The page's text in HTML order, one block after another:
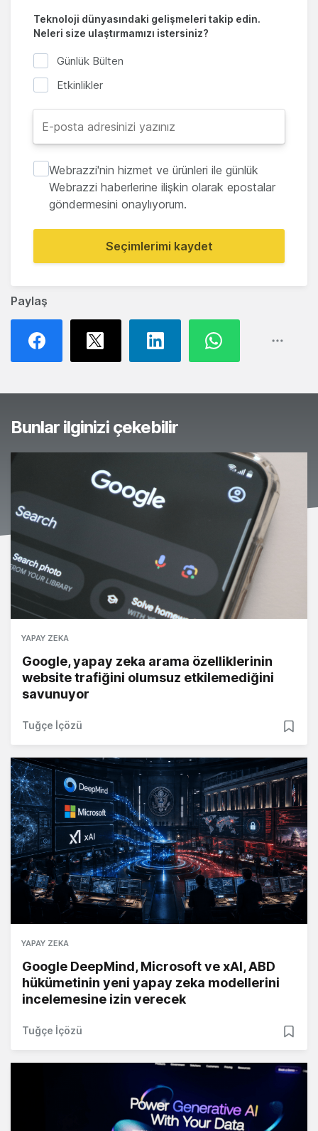
Paylaş
Teknoloji dünyasındaki gelişmeleri takip edin.
Neleri size ulaştırmamızı istersiniz?
Günlük Bülten
Etkinlikler
Webrazzi'nin hizmet ve ürünleri ile günlük
Webrazzi haberlerine ilişkin olarak epostalar
göndermesini onaylıyorum.
Seçimlerimi kaydet
Bunlar ilginizi çekebilir
YAPAY ZEKA
Google, yapay zeka arama özelliklerinin
website trafiğini olumsuz etkilemediğini
savunuyor
Tuğçe İçözü
YAPAY ZEKA
Google DeepMind, Microsoft ve xAI, ABD
hükümetinin yeni yapay zeka modellerini
incelemesine izin verecek
Tuğçe İçözü